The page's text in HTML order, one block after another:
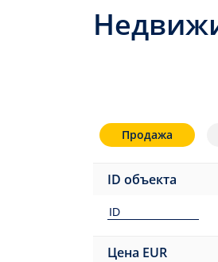
Продажа
ID объекта
Цена EUR